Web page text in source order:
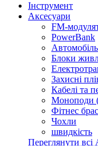
Інструмент
Аксесуари
FM-
PowerBank
Блоки
Захисні
Кабелі та
Моноподи
Фітнес
Чохли
швидкість
Переглянути всі